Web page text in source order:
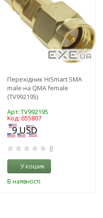
Перехідник HiSmart SMA
male на QMA female
(TV992195)
Арт: TV992195
Код: 655807
0
У кошик
В наявності